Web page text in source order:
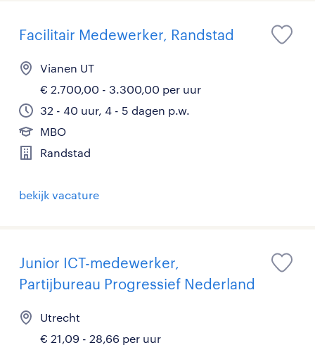
Facilitair Medewerker, Randstad
Vianen UT
€ 2.700,00 - 3.300,00 per uur
32 - 40 uur, 4 - 5 dagen p.w.
MBO
Randstad
bekijk vacature
Junior ICT-medewerker,
Partijbureau Progressief Nederland
Utrecht
€ 21,09 - 28,66 per uur